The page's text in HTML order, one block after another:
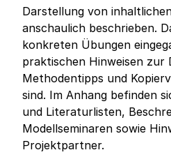
Darstellung von
anschaulich beschrieben.
konkreten Übungen
praktischen Hinweisen
Methodentipps und
sind. Im Anhang befinden
und Literaturlisten,
Modellseminaren sowie
Projektpartner.